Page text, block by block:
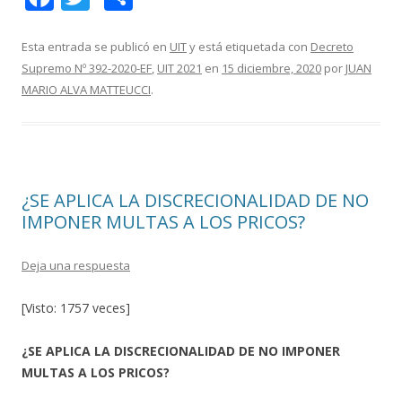
e
b
itt
er
m
p
Esta entrada se publicó en UITy está etiquetada con Decreto
Supremo Nº 392-2020-EF, UIT 2021 en 15 diciembre, 2020 por JUAN
MARIO ALVA MATTEUCCI.
¿SE APLICA LA DISCRECIONALIDAD DE NO
IMPONER MULTAS A LOS PRICOS?
Deja una respuesta
[Visto: 1757 veces]
¿SE APLICA LA DISCRECIONALIDAD DE NO IMPONER
MULTAS A LOS PRICOS?